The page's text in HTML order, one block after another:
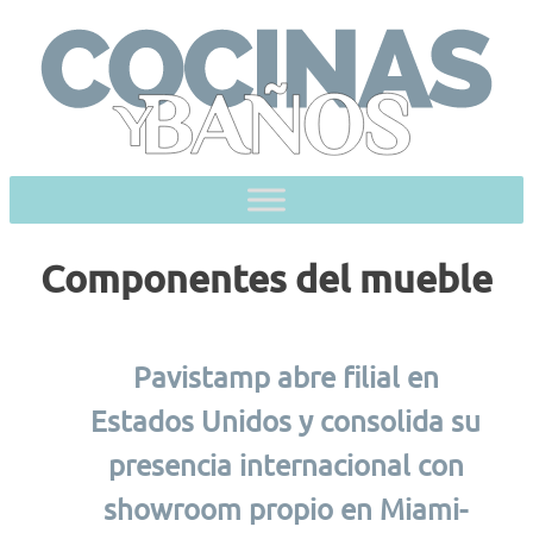
content
Componentes del mueble
Pavistamp abre filial en
Estados Unidos y consolida su
presencia internacional con
showroom propio en Miami-